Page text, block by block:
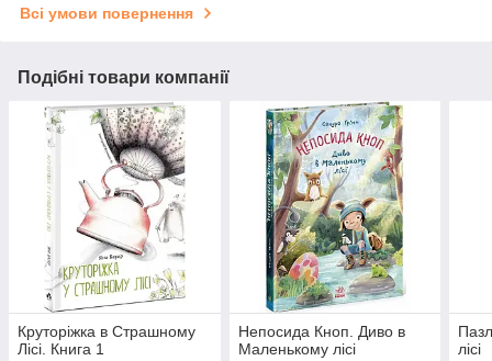
Всі умови повернення
Подібні товари компанії
Круторіжка в Страшному
Лісі. Книга 1
Непосида Кноп. Диво в
Маленькому лісі
лісі